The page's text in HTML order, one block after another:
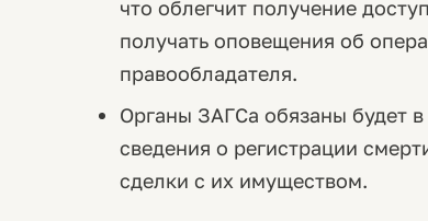
что облегчит получение
получать оповещения об
правообладателя.
Органы ЗАГСа обязаны будет
сведения о регистрации
сделки с их имуществом.